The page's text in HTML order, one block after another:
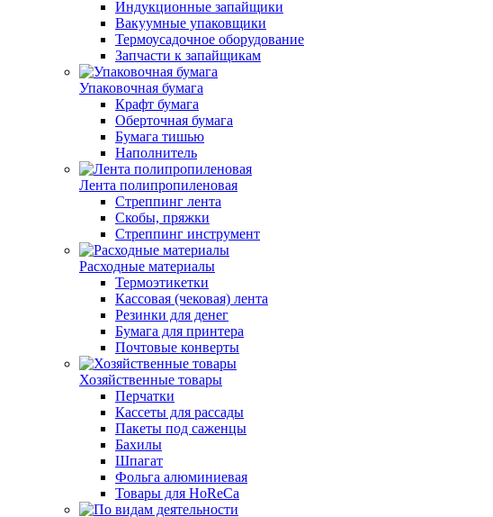
Индукционные запайщики
Вакуумные упаковщики
Термоусадочное оборудование
Запчасти к запайщикам
Упаковочная бумага
Крафт бумага
Оберточная бумага
Бумага тишью
Наполнитель
Лента полипропиленовая
Стреппинг лента
Скобы, пряжки
Стреппинг инструмент
Расходные материалы
Термоэтикетки
Кассовая (чековая) лента
Резинки для денег
Бумага для принтера
Почтовые конверты
Хозяйственные товары
Перчатки
Кассеты для рассады
Пакеты под саженцы
Бахилы
Шпагат
Фольга алюминиевая
Товары для HoReCa